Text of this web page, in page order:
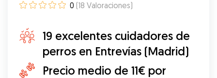
0 (18 Valoraciones)
19 excelentes cuidadores de
perros en Entrevías (Madrid)
Precio medio de 11€ por